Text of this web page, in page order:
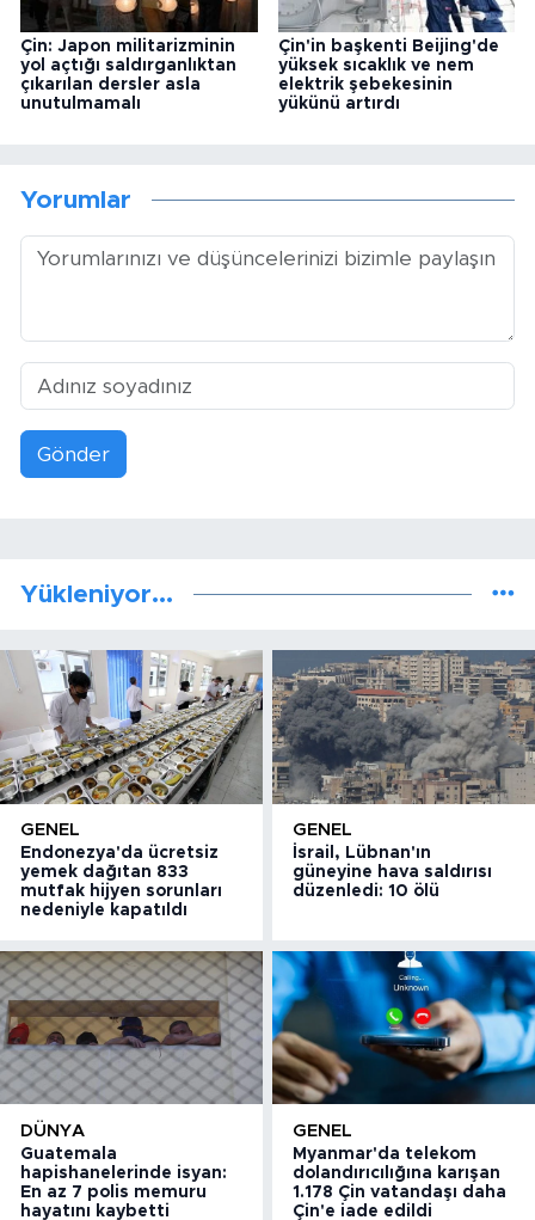
Çin: Japon militarizminin
yol açtığı saldırganlıktan
çıkarılan dersler asla
unutulmamalı
Çin'in başkenti Beijing'de
yüksek sıcaklık ve nem
elektrik şebekesinin
yükünü artırdı
Yorumlar
Gönder
Yükleniyor...
GENEL
Endonezya'da ücretsiz
yemek dağıtan 833
mutfak hijyen sorunları
nedeniyle kapatıldı
GENEL
İsrail, Lübnan'ın
güneyine hava saldırısı
düzenledi: 10 ölü
DÜNYA
Guatemala
hapishanelerinde isyan:
En az 7 polis memuru
hayatını kaybetti
GENEL
Myanmar'da telekom
dolandırıcılığına karışan
1.178 Çin vatandaşı daha
Çin'e iade edildi